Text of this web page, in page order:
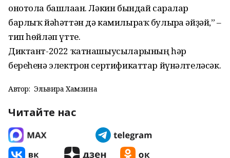
онотола башлаған. Ләкин бындай саралар
барлыҡ йәһәттән дә камилыраҡ булырға әйҙәй,” –
тип һөйләп үтте.
Диктант-2022 ҡатнашыусыларының һәр
береһенә электрон сертификаттар йүнәлтеләсәк.
Автор: Эльвира Хамзина
Читайте нас